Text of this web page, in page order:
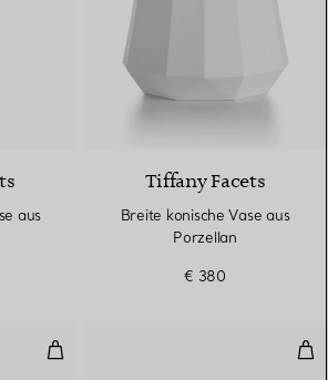
aus
Tiffany Facets
Breite konische Vase aus
Porzellan
€ 380
Tasse und Untertasse in